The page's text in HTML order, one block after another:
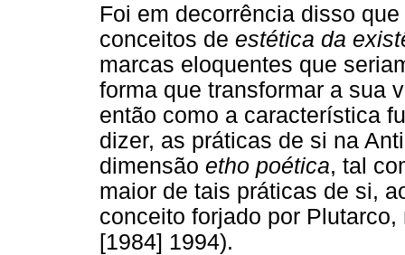
Foi em decorrência disso
conceitos de estética da
marcas eloquentes que
forma que transformar a sua
então como a característica
dizer, as práticas de si na
dimensão etho poética, tal
maior de tais práticas de si,
conceito forjado por
[1984] 1994).